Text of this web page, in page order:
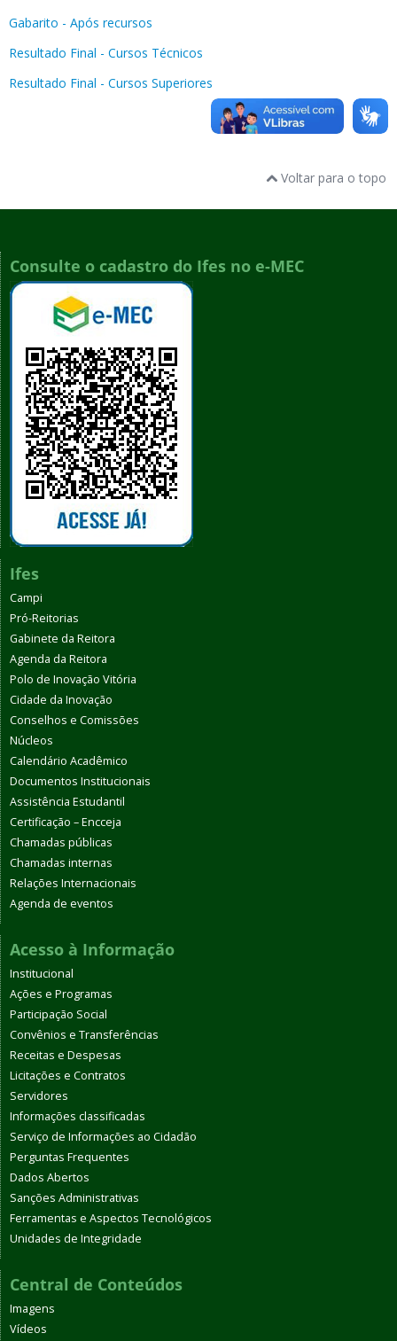
Gabarito - Após recursos
Resultado Final - Cursos Técnicos
Resultado Final - Cursos Superiores
Voltar para o topo
Consulte o cadastro do Ifes no e-MEC
Ifes
Campi
Pró-Reitorias
Gabinete da Reitora
Agenda da Reitora
Polo de Inovação Vitória
Cidade da Inovação
Conselhos e Comissões
Núcleos
Calendário Acadêmico
Documentos Institucionais
Assistência Estudantil
Certificação – Encceja
Chamadas públicas
Chamadas internas
Relações Internacionais
Agenda de eventos
Acesso à Informação
Institucional
Ações e Programas
Participação Social
Convênios e Transferências
Receitas e Despesas
Licitações e Contratos
Servidores
Informações classificadas
Serviço de Informações ao Cidadão
Perguntas Frequentes
Dados Abertos
Sanções Administrativas
Ferramentas e Aspectos Tecnológicos
Unidades de Integridade
Central de Conteúdos
Imagens
Vídeos